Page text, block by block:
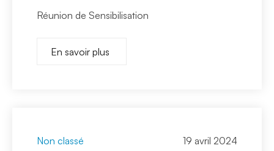
Réunion de Sensibilisation
En savoir plus
Non classé 19 avril 2024